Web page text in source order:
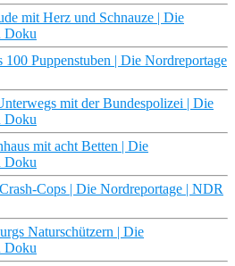
mit Herz und Schnauze | Die
Doku
100 Puppenstuben | Die Nordreportage
mit der Bundespolizei | Die
Doku
mit acht Betten | Die
Doku
Cops | Die Nordreportage | NDR
Naturschützern | Die
Doku